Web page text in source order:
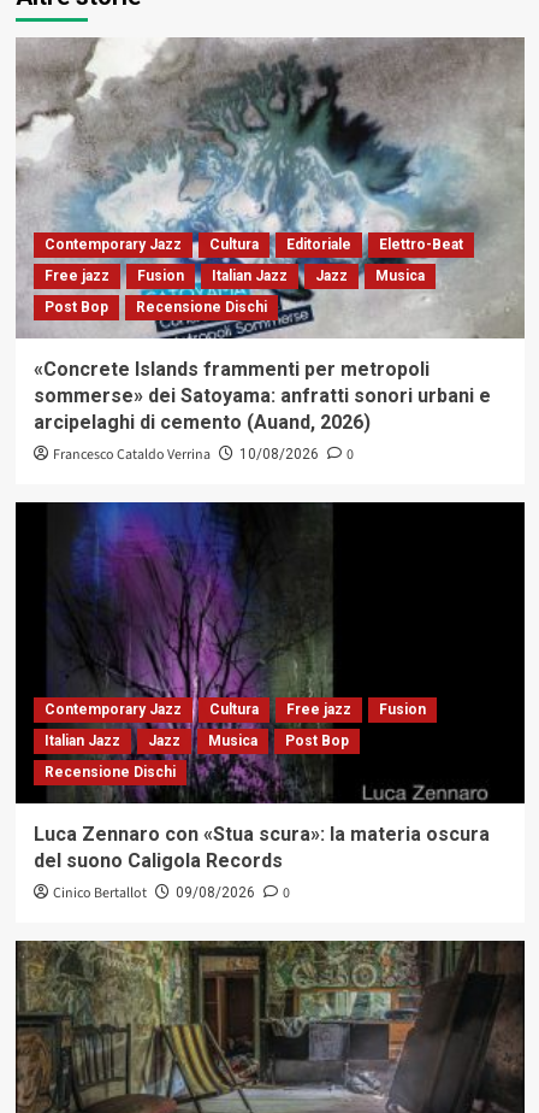
Contemporary Jazz Cultura Editoriale
Elettro-Beat
Free jazz
Fusion Italian Jazz Jazz
Musica
Post Bop
Recensione Dischi
«Concrete Islands frammenti per metropoli
sommerse» dei Satoyama: anfratti sonori urbani e
arcipelaghi di cemento (Auand, 2026)
Francesco Cataldo Verrina 10/08/2026 0
Contemporary Jazz Cultura Free jazz
Fusion
Italian Jazz
Jazz Musica
Post Bop
Recensione Dischi
Luca Zennaro con «Stua scura»: la materia oscura
del suono Caligola Records
Cinico Bertallot 09/08/2026 0